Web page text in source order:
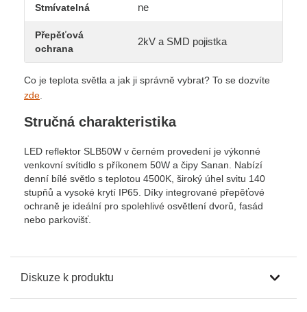
Stmívatelná ne
Přepěťová
ochrana
2kV a SMD pojistka
Co je teplota světla a jak ji správně vybrat? To se dozvíte
zde
Stručná charakteristika
LED reflektor SLB50W v černém provedení je výkonné
venkovní svítidlo s příkonem 50W a čipy Sanan. Nabízí
denní bílé světlo s teplotou 4500K, široký úhel svitu 140
stupňů a vysoké krytí IP65. Díky integrované přepěťové
ochraně je ideální pro spolehlivé osvětlení dvorů, fasád
nebo parkovišť.
Diskuze k produktu